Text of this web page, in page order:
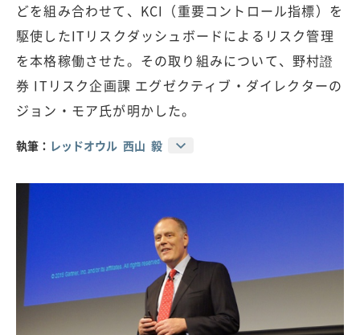
どを組み合わせて、KCI（重要コントロール指標）を
駆使したITリスクダッシュボードによるリスク管理
を本格稼働させた。その取り組みについて、野村證
券 ITリスク企画課 エグゼクティブ・ダイレクターの
ジョン・モア氏が明かした。
執筆： レッドオウル 西山 毅